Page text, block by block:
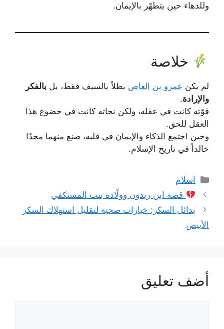
وللدهاء حين يتطهّر بالإيمان.
خلاصة
لم يكن عمرو بن العاص بطلاً بالسيف فقط، بل بالفكر
والإرادة.
قوّته كانت في عقله، ولكن نجاته كانت في خضوع هذا
العقل للحق.
وحين اجتمع الذكاء والإيمان في قلبه، صنع منهما مجدًا
خالداً في تاريخ الإسلام.
التصنيفات
اسلام
قصة ابن زيدون وولّادة بنت المستكفي
بدائل السكر: خيارات صحية لتقليل استهلاك السكر
الأبيض
أضف تعليق